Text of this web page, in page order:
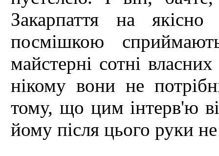
Закарпаття на
посмішкою
майстерні сотні
нікому вони не
тому, що цим інтерв'ю
йому після цього руки